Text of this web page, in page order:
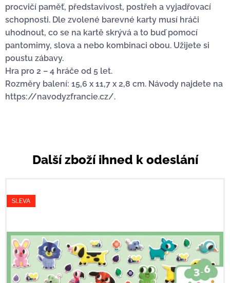
procvičí paměť, představivost, postřeh a vyjadřovací
schopnosti. Dle zvolené barevné karty musí hráči
uhodnout, co se na kartě skrývá a to buď pomocí
pantomimy, slova a nebo kombinaci obou. Užijete si
poustu zábavy.
Hra pro 2 – 4 hráče od 5 let.
Rozměry balení: 15,6 x 11,7 x 2,8 cm. Návody najdete na
https://navodyzfrancie.cz/.
Další zboží ihned k odeslání
SLEVA